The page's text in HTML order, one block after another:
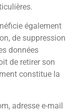
également
de suppression
données
de retirer son
constitue la
adresse e-mail